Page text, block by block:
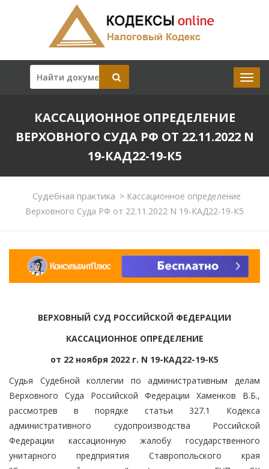
КАССАЦИОННОЕ ОПРЕДЕЛЕНИЕ
ВЕРХОВНОГО СУДА РФ ОТ 22.11.2022 N
19-КАД22-19-К5
Судебная практика > Кассационное определение
Верховного Суда РФ от 22.11.2022 N 19-КАД22-19-К5
ВЕРХОВНЫЙ СУД РОССИЙСКОЙ ФЕДЕРАЦИИ
КАССАЦИОННОЕ ОПРЕДЕЛЕНИЕ
от 22 ноября 2022 г. N 19-КАД22-19-К5
Судья Судебной коллегии по административным делам
Верховного Суда Российской Федерации Хаменков В.Б.,
рассмотрев в порядке статьи 327.1 Кодекса
административного судопроизводства Российской
Федерации кассационную жалобу государственного
унитарного предприятия Ставропольского края